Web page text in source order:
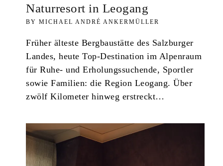
Naturresort in Leogang
MICHAEL ANDRÉ ANKERMÜLLER
Früher älteste Bergbaustätte des Salzburger
Landes, heute Top-Destination im Alpenraum
für Ruhe- und Erholungssuchende, Sportler
sowie Familien: die Region Leogang. Über
zwölf Kilometer hinweg erstreckt…